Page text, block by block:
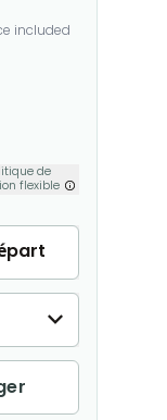
included
de
flexible